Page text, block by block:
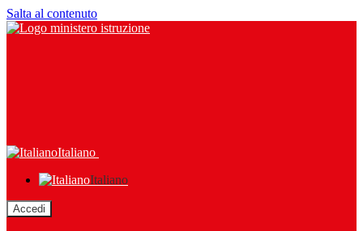
Salta al contenuto
Italiano
Italiano
Accedi